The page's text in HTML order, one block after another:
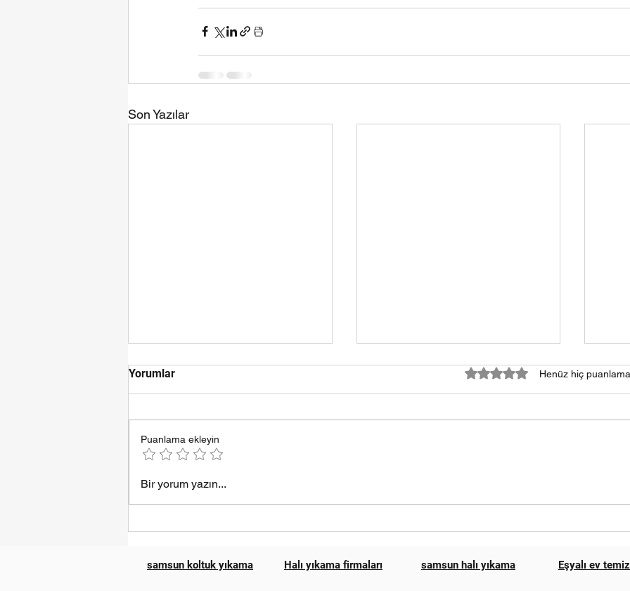
Son Yazılar
Yorumlar 5 üzerinden 0 yıldız
Henüz hiç
Puanlama ekleyin
Bir yorum yazın...
samsun koltuk yıkama Halı yıkama firmaları samsun halı yıkama Eşyalı ev